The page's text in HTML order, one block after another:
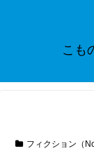
こも
フィクション（